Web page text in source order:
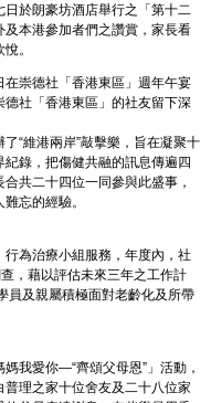
日於朗豪坊酒店舉行之「第十二
本港參加者們之讚賞，家長看
。
在崇德社「香港東區」週年午宴
社「香港東區」的社友留下深
“維港兩岸”敲擊樂，旨在凝聚十
錄，把傷健共融的訊息傳遍四
共二十四位一同參與此盛事，
忘的經驗。
為治療小組服務，年度內，社
，藉以評估未來三年之工作計
員及親屬積極面對老齡化及所帶
我愛你—“齊頌父母恩”」活動，
理之家十位舍友及二十八位家